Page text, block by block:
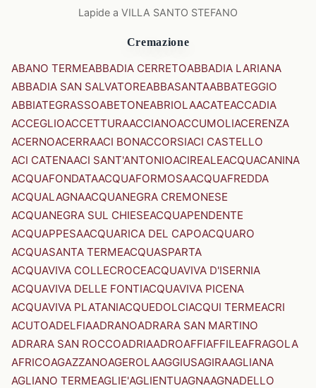
Lapide a VILLA SANTO STEFANO
Cremazione
ABANO TERMEABBADIA CERRETOABBADIA LARIANA
ABBADIA SAN SALVATOREABBASANTAABBATEGGIO
ABBIATEGRASSOABETONEABRIOLAACATEACCADIA
ACCEGLIOACCETTURAACCIANOACCUMOLIACERENZA
ACERNOACERRAACI BONACCORSIACI CASTELLO
ACI CATENAACI SANT'ANTONIOACIREALEACQUACANINA
ACQUAFONDATAACQUAFORMOSAACQUAFREDDA
ACQUALAGNAACQUANEGRA CREMONESE
ACQUANEGRA SUL CHIESEACQUAPENDENTE
ACQUAPPESAACQUARICA DEL CAPOACQUARO
ACQUASANTA TERMEACQUASPARTA
ACQUAVIVA COLLECROCEACQUAVIVA D'ISERNIA
ACQUAVIVA DELLE FONTIACQUAVIVA PICENA
ACQUAVIVA PLATANIACQUEDOLCIACQUI TERMEACRI
ACUTOADELFIAADRANOADRARA SAN MARTINO
ADRARA SAN ROCCOADRIAADROAFFIAFFILEAFRAGOLA
AFRICOAGAZZANOAGEROLAAGGIUSAGIRAAGLIANA
AGLIANO TERMEAGLIE'AGLIENTUAGNAAGNADELLO